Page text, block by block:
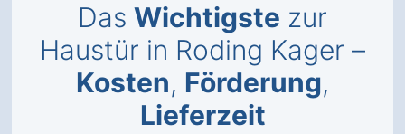
Das Wichtigste zur
Haustür in Roding Kager –
Kosten, Förderung,
Lieferzeit